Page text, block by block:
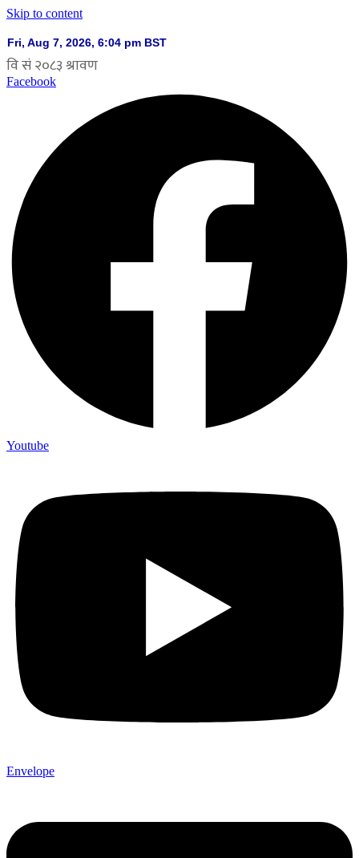
Skip to content
Facebook
Youtube
Envelope